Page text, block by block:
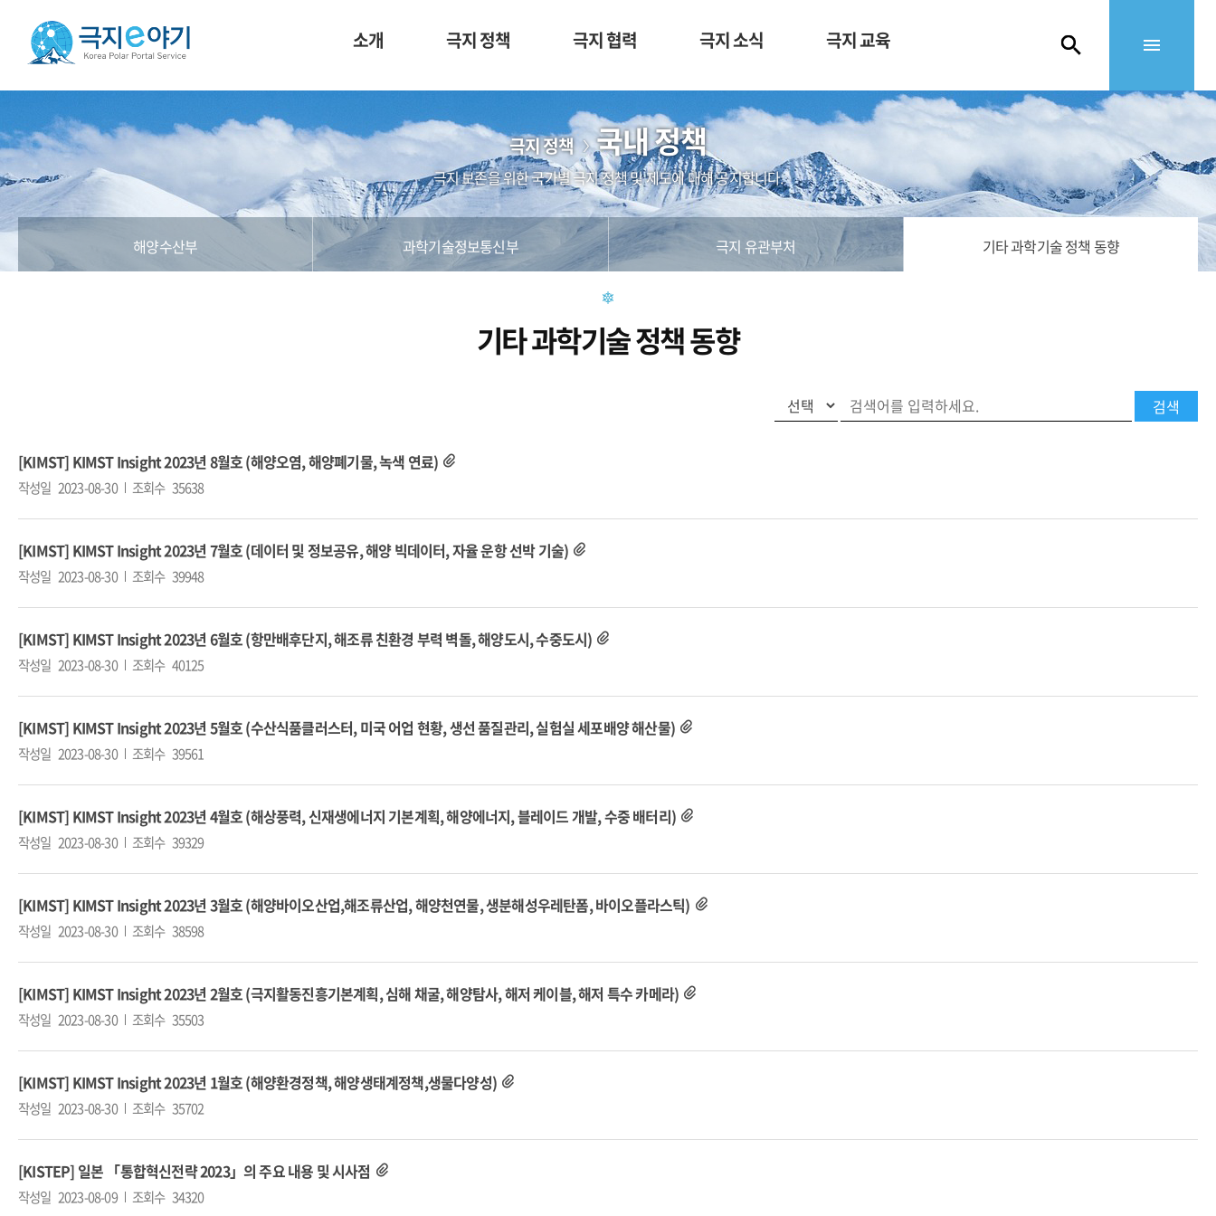
소개 극지 정책 극지 협력 극지 소식 극지 교육
극지 정책 국내 정책
극지 보존을 위한 국가별 극지 정책 및 제도에 대해 공지합니다.
해양수산부 과학기술정보통신부 극지 유관부처 기타 과학기술 정책 동향
기타 과학기술 정책 동향
[KIMST] KIMST Insight 2023년 8월호 (해양오염, 해양폐기물, 녹색 연료)
작성일 2023-08-30 조회수 35638
[KIMST] KIMST Insight 2023년 7월호 (데이터 및 정보공유, 해양 빅데이터, 자율 운항 선박 기술)
작성일 2023-08-30 조회수 39948
[KIMST] KIMST Insight 2023년 6월호 (항만배후단지, 해조류 친환경 부력 벽돌, 해양도시, 수중도시)
작성일 2023-08-30 조회수 40125
[KIMST] KIMST Insight 2023년 5월호 (수산식품클러스터, 미국 어업 현황, 생선 품질관리, 실험실 세포배양 해산물)
작성일 2023-08-30 조회수 39561
[KIMST] KIMST Insight 2023년 4월호 (해상풍력, 신재생에너지 기본계획, 해양에너지, 블레이드 개발, 수중 배터리)
작성일 2023-08-30 조회수 39329
[KIMST] KIMST Insight 2023년 3월호 (해양바이오산업,해조류산업, 해양천연물, 생분해성우레탄폼, 바이오플라스틱)
작성일 2023-08-30 조회수 38598
[KIMST] KIMST Insight 2023년 2월호 (극지활동진흥기본계획, 심해 채굴, 해양탐사, 해저 케이블, 해저 특수 카메라)
작성일 2023-08-30 조회수 35503
[KIMST] KIMST Insight 2023년 1월호 (해양환경정책, 해양생태계정책,생물다양성)
작성일 2023-08-30 조회수 35702
[KISTEP] 일본 「통합혁신전략 2023」의 주요 내용 및 시사점
작성일 2023-08-09 조회수 34320